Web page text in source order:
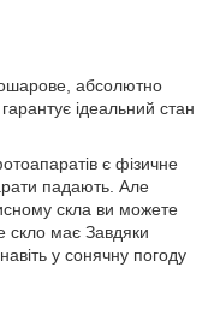
абсолютно
ідеальний стан
є фізичне
падають. Але
скла ви можете
скло має Завдяки
у сонячну погоду